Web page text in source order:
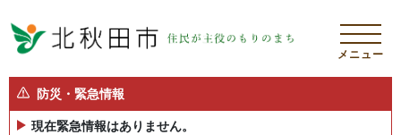
メニュー
防災・緊急情報
現在緊急情報はありません。